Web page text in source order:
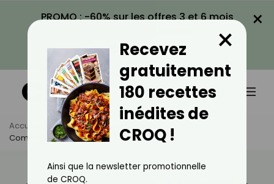
PROMO : -60% sur les offres 3 et 6 mois
VOIR LA PROMO
×
Accueil Actus
Astuces Culinaires
Comment Bien Cuisiner Le Radis ?
Recevez
gratuitement
180 recettes
inédites de
CROQ !
×
Ainsi que la newsletter promotionnelle
de CROQ.